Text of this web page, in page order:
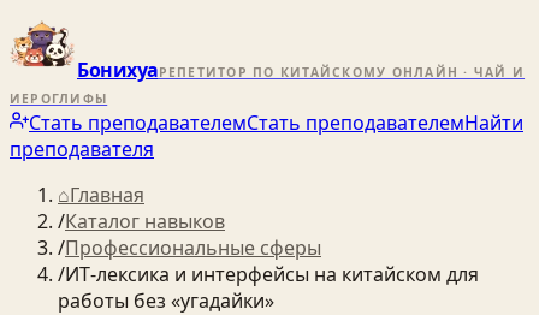
БонихуаРЕПЕТИТОР ПО КИТАЙСКОМУ ОНЛАЙН · ЧАЙ И
ИЕРОГЛИФЫ
Стать преподавателемСтать преподавателемНайти
преподавателя
⌂Главная
/Каталог навыков
/Профессиональные сферы
/ИТ‑лексика и интерфейсы на китайском для
работы без «угадайки»